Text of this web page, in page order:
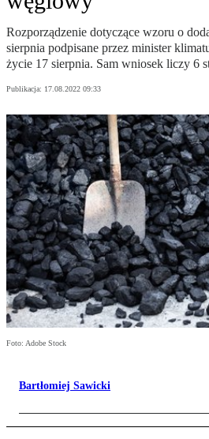
Rozporządzenie dotyczące wzoru o
sierpnia podpisane przez minister
życie 17 sierpnia. Sam wniosek liczy 6
Publikacja: 17.08.2022 09:33
Foto: Adobe Stock
Bartłomiej Sawicki